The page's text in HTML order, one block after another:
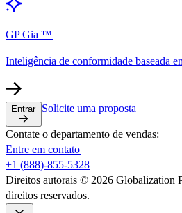
GP Gia ™​​
Inteligência de conformidade baseada
Entrar​​ Solicite uma proposta​​
Contate o departamento de vendas:​​
Entre em contato​​
+1 (888)-855-5328​​
Direitos autorais © 2026 Globalization
direitos reservados.​​